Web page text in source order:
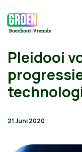
Pleidooi
21 Juni 2020